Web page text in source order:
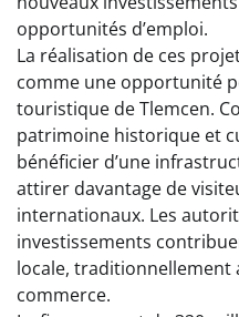
opportunités d’emploi.
La réalisation de ces
comme une opportunité
touristique de Tlemcen.
patrimoine historique et
bénéficier d’une
attirer davantage de
internationaux. Les
investissements
locale, traditionnellement
commerce.